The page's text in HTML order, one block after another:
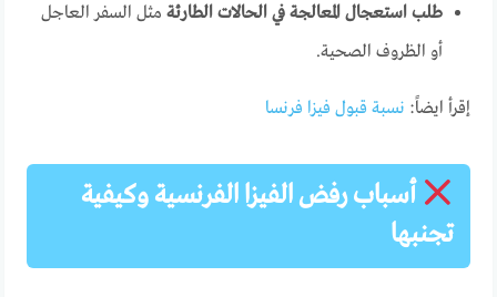
طلب استعجال المعالجة في الحالات الطارئة مثل السفر العاجل
أو الظروف الصحية.
إقرأ ايضاً: نسبة قبول فيزا فرنسا
أسباب رفض الفيزا الفرنسية وكيفية
تجنبها